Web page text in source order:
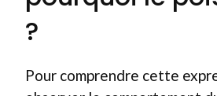
?
Pour comprendre cette